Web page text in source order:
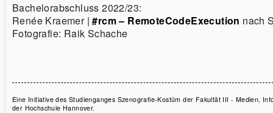
Bachelorabschluss 2022/23:
Renée Kraemer |#rcm – RemoteCodeExecution nach
Fotografie: Raik Schache
Eine Initiative des Studienganges Szenografie-Kostüm der Fakultät III - Medien,
der Hochschule Hannover.